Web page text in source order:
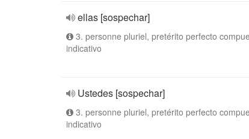
ellas [sospechar]
3. personne pluriel, pretérito perfecto
indicativo
Ustedes [sospechar]
3. personne pluriel, pretérito perfecto
indicativo